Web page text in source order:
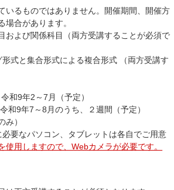
いるものではありません。開催期間、開催方
場合があります。
および関係科目（両方受講することが必須で
式と集合形式による複合形式 （両方受講す
9年2～7月（予定）
～8月のうち、２週間（予定）
み）
要なパソコン、タブレットは各自でご用意
使用しますので、Webカメラが必要です。